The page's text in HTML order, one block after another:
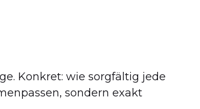
Konkret: wie sorgfältig jede
sondern exakt